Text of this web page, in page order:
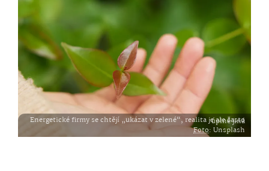
Energetické firmy se chtějí „ukázat v zelené“, realita je ale často úplně jiná
Foto: Unsplash